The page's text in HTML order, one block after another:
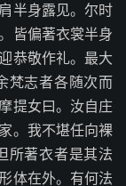
半身露见。尔时
皆偏著衣裳半身
恭敬作礼。最大
梵志者各随次而
提女曰。汝自庄
。我不堪任向裸
所著衣者是其法
体在外。有何法